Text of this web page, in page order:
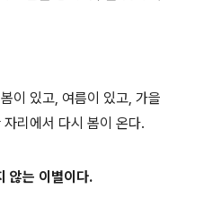
이 있고, 여름이 있고, 가을
리에서 다시 봄이 온다.
않는 이별이다.